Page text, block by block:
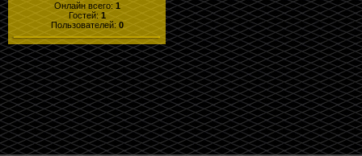
Онлайн всего: 1
Гостей: 1
Пользователей: 0